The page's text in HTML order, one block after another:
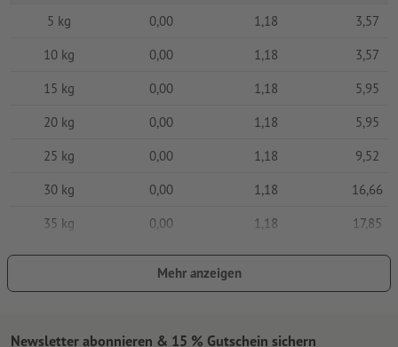
5 kg
10 kg
15 kg
20 kg
25 kg
30 kg
35 kg
40 kg
45 kg
0,00
0,00
0,00
0,00
0,00
0,00
0,00
0,00
0,00
1,18
1,18
1,18
1,18
1,18
1,18
1,18
1,18
1,18
3,57
3,57
5,95
5,95
9,52
16,66
17,85
20,23
20,23
Mehr anzeigen
Newsletter abonnieren & 15 % Gutschein sichern